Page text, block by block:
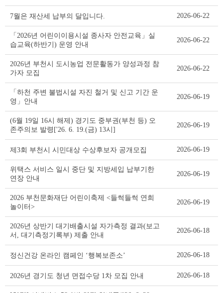
7월은 재산세 납부의 달입니다. 2026-06-22
「2026년 어린이이용시설 종사자 안전교육」실
습교육(하반기) 운영 안내
2026-06-22
2026년 부천시 도시농업 전문활동가 양성과정 참
가자 모집
2026-06-22
「하천 주변 불법시설 자진 철거 및 신고 기간 운
영」안내
2026-06-19
(6월 19일 16시 해제) 경기도 중부권(부천 등) 오
존주의보 발령['26. 6. 19.(금) 13시]
2026-06-19
제3회 부천시 시민대상 수상후보자 공개모집 2026-06-19
위택스 서비스 일시 중단 및 지방세입 납부기한
연장 안내
2026-06-19
2026 부천문화재단 어린이축제 <들썩들썩 연희
놀이터>
2026-06-19
2026년 상반기 대기배출시설 자가측정 결과(보고
서, 대기측정기록부) 제출 안내
2026-06-18
정신건강 온라인 캠페인 ‘행복보존소’ 2026-06-18
2026년 경기도 청년 면접수당 1차 모집 안내 2026-06-18